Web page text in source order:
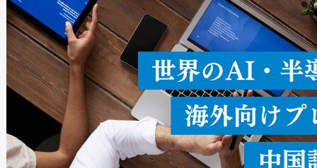
うにします。遠距離まで届く
密度なスキャ […]